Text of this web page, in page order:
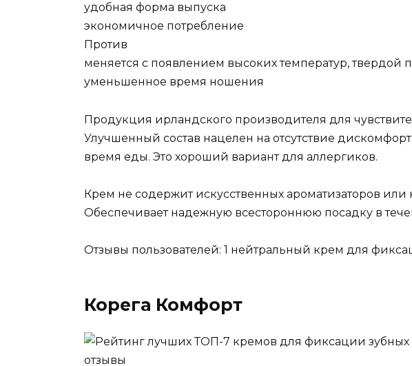
удобная форма выпуска
экономичное потребление
Против
меняется с появлением высоких температур, твердой
уменьшенное время ношения
Продукция ирландского производителя для
Улучшенный состав нацелен на отсутствие
время еды. Это хороший вариант для аллергиков.
Крем не содержит искусственных ароматизаторов или
Обеспечивает надежную всестороннюю посадку в
Отзывы пользователей: 1 нейтральный крем для
Корега Комфорт